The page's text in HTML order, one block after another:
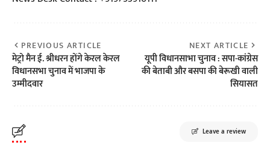
PREVIOUS ARTICLE
मेट्रो मैन ई. श्रीधरन होंगे केरल केरल
विधानसभा चुनाव में भाजपा के
उम्मीदवार
NEXT ARTICLE
यूपी विधानसाभा चुनाव : सपा-कांग्रेस
की बेताबी और बसपा की बेरूखी वाली
सियासत
Leave a review